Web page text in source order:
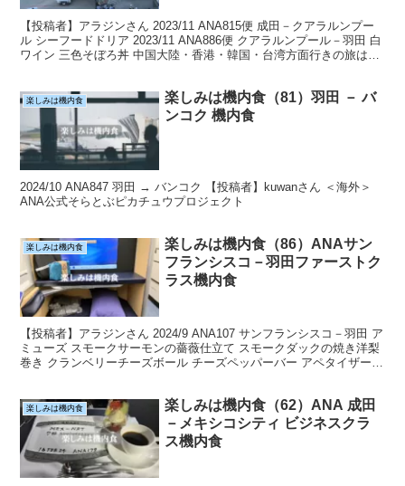
【投稿者】アラジンさん 2023/11 ANA815便 成田－クアラルンプー
ル シーフードドリア 2023/11 ANA886便 クアラルンプール－羽田 白
ワイン 三色そぼろ丼 中国大陸・香港・韓国・台湾方面行きの旅は
楽しみは機内食
楽しみは機内食（81）羽田 － バ
ンコク 機内食
2024/10 ANA847 羽田 → バンコク 【投稿者】kuwanさん ＜海外＞
ANA公式そらとぶピカチュウプロジェクト
楽しみは機内食
楽しみは機内食（86）ANAサン
フランシスコ－羽田ファーストク
ラス機内食
【投稿者】アラジンさん 2024/9 ANA107 サンフランシスコ－羽田 ア
ミューズ スモークサーモンの薔薇仕立て スモークダックの焼き洋梨
巻き クランベリーチーズボール チーズペッパーバー アペタイザー
楽しみは機内食
楽しみは機内食（62）ANA 成田
－メキシコシティ ビジネスクラ
ス機内食